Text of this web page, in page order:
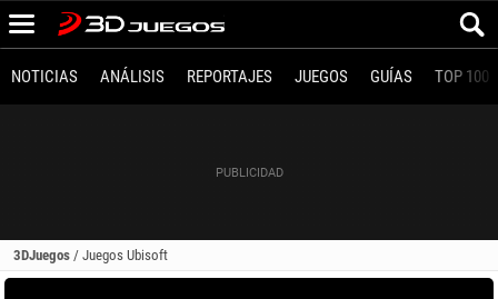
NOTICIAS ANÁLISIS REPORTAJES JUEGOS GUÍAS TOP 100
3DJuegos / Juegos Ubisoft